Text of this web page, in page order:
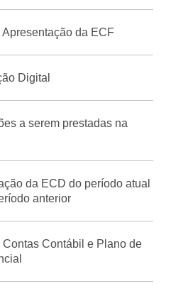
da ECF
Digital
a serem prestadas na
da ECD do período atual
anterior
Contábil e Plano de